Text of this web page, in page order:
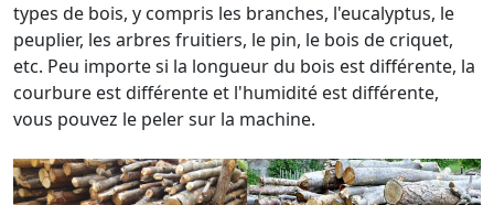
types de bois, y compris les branches, l'eucalyptus, le
peuplier, les arbres fruitiers, le pin, le bois de criquet,
etc. Peu importe si la longueur du bois est différente, la
courbure est différente et l'humidité est différente,
vous pouvez le peler sur la machine.